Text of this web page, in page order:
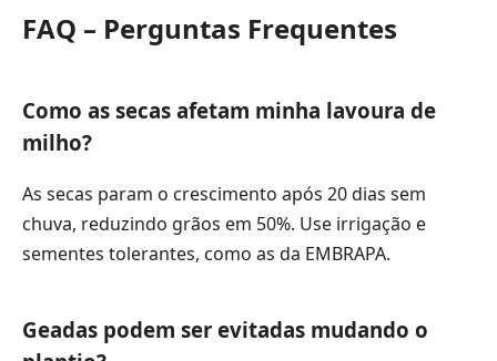
FAQ – Perguntas Frequentes
Como as secas afetam minha lavoura de
milho?
As secas param o crescimento após 20 dias sem
chuva, reduzindo grãos em 50%. Use irrigação e
sementes tolerantes, como as da EMBRAPA.
Geadas podem ser evitadas mudando o